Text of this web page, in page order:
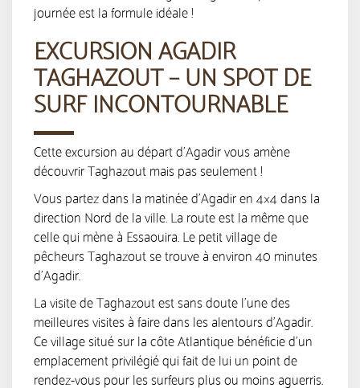
journée est la formule idéale !
EXCURSION AGADIR
TAGHAZOUT – UN SPOT DE
SURF INCONTOURNABLE
Cette excursion au départ d’Agadir vous amène
découvrir Taghazout mais pas seulement !
Vous partez dans la matinée d’Agadir en 4×4 dans la
direction Nord de la ville. La route est la même que
celle qui mène à Essaouira. Le petit village de
pêcheurs Taghazout se trouve à environ 40 minutes
d’Agadir.
La visite de Taghazout est sans doute l’une des
meilleures visites à faire dans les alentours d’Agadir.
Ce village situé sur la côte Atlantique bénéficie d’un
emplacement privilégié qui fait de lui un point de
rendez-vous pour les surfeurs plus ou moins aguerris.